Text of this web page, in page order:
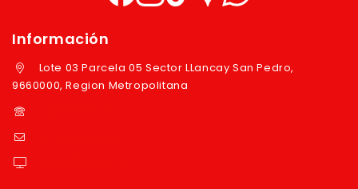
Información
Lote 03 Parcela 05 Sector LLancay San Pedro,
9660000, Region Metropolitana